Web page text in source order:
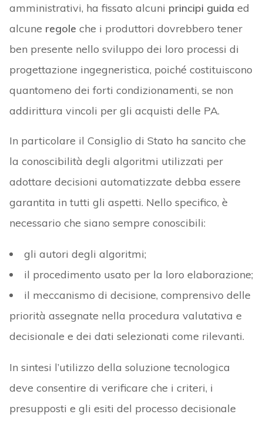
amministrativi, ha fissato alcuni principi guida ed
alcune regole che i produttori dovrebbero tener
ben presente nello sviluppo dei loro processi di
progettazione ingegneristica, poiché costituiscono
quantomeno dei forti condizionamenti, se non
addirittura vincoli per gli acquisti delle PA.
In particolare il Consiglio di Stato ha sancito che
la conoscibilità degli algoritmi utilizzati per
adottare decisioni automatizzate debba essere
garantita in tutti gli aspetti. Nello specifico, è
necessario che siano sempre conoscibili:
gli autori degli algoritmi;
il procedimento usato per la loro elaborazione;
il meccanismo di decisione, comprensivo delle
priorità assegnate nella procedura valutativa e
decisionale e dei dati selezionati come rilevanti.
In sintesi l’utilizzo della soluzione tecnologica
deve consentire di verificare che i criteri, i
presupposti e gli esiti del processo decisionale